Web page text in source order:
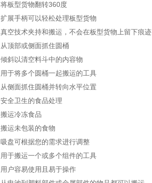
将板型货物翻转360度
扩展手柄可以轻松处理板型货物
真空技术夹持和搬运，不会在板型货物上留下痕迹
从顶部或侧面抓住圆桶
倾斜以清空料斗中的内容物
用于将多个圆桶一起搬运的工具
从侧面抓住圆桶并转向水平位置
安全卫生的食品处理
搬运冷冻食品
搬运未包装的食物
吸盘可根据您的需求进行调整
用于搬运一个或多个组件的工具
用户容易使用且易于操作